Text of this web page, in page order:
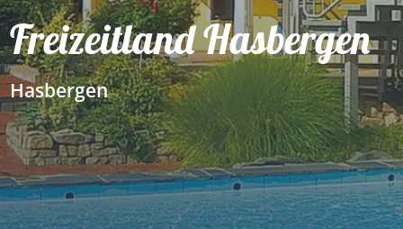
Freizeitland Hasbergen
Hasbergen